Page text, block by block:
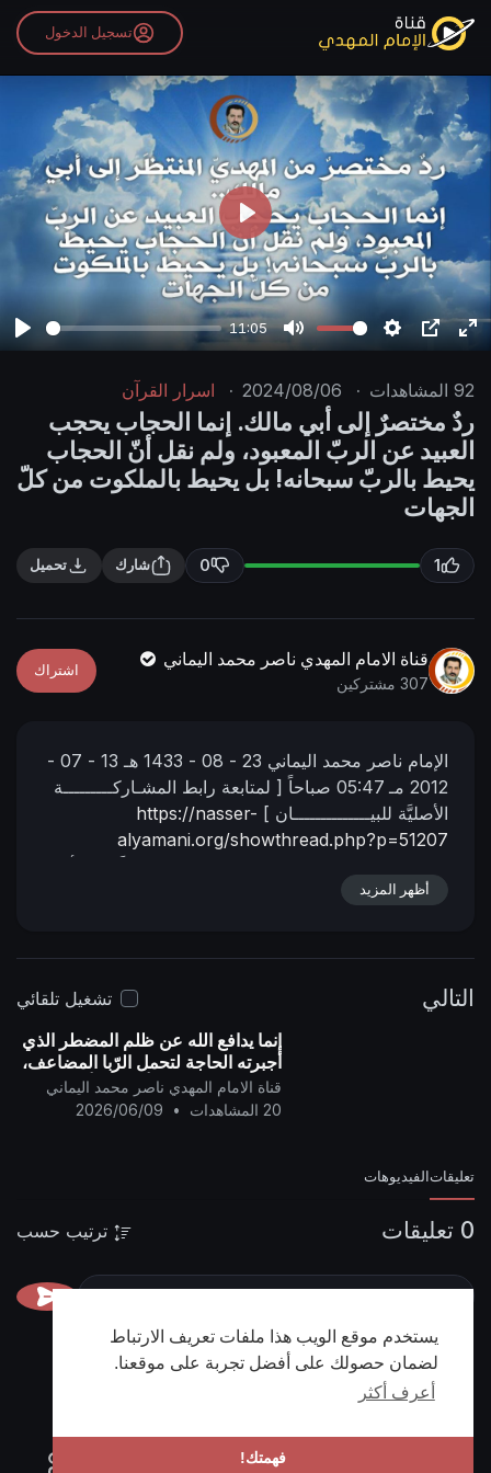
يستخدم موقع الويب هذا ملفات تعريف الارتباط
لضمان حصولك على أفضل تجربة على موقعنا.
أعرف أكثر
فهمتك!
تسجيل الدخول
P
11:05
M
u
e
S
i
s
P
E
n
e
f
l
s
r
P
l
a
y
92 المشاهدات ·
2024/08/06
· اسرار القرآن
ردٌ مختصرٌ إلى أبي مالك. إنما الحجاب يحجب
العبيد عن الربّ المعبود، ولم نقل أنّ الحجاب
يحيط بالربّ سبحانه! بل يحيط بالملكوت من كلّ
الجهات
1
0 شارك تحميل
قناة الامام المهدي ناصر محمد اليماني
307 مشتركين
اشتراك
الإمام ناصر محمد اليماني 23 - 08 - 1433 هـ
13 - 07 -
2012 مـ
05:47 صباحاً
[ لمتابعة رابط المشـاركـــــــــة
الأصليَّة للبيــــــــــــــان ] https://nasser-
alyamani.org/showthread.php?p=51207
مالك..إنما الحجاب يحجب العبيد عن الربّ المعبود، ولمأظهر المزيد
التالي
تشغيل تلقائي
إنما يدافع الله عن ظلم المضطر الذي
أجبرته الحاجة لتحمل الرّبا المضاعف،
ويعلن الحرب على أصحاب أرباح الرّبا
..
قناة الامام المهدي ناصر محمد اليماني
20 المشاهدات
•
2026/06/09
تعليقات الفيديوهات
0 تعليقات ترتيب حسب